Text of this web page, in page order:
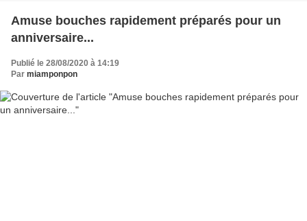
Amuse bouches rapidement préparés pour un
anniversaire...
Publié le 28/08/2020 à 14:19
Par miamponpon